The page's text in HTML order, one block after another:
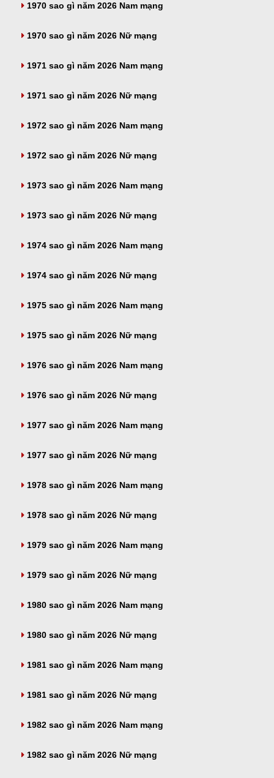
1970 sao gì năm 2026 Nam mạng
1970 sao gì năm 2026 Nữ mạng
1971 sao gì năm 2026 Nam mạng
1971 sao gì năm 2026 Nữ mạng
1972 sao gì năm 2026 Nam mạng
1972 sao gì năm 2026 Nữ mạng
1973 sao gì năm 2026 Nam mạng
1973 sao gì năm 2026 Nữ mạng
1974 sao gì năm 2026 Nam mạng
1974 sao gì năm 2026 Nữ mạng
1975 sao gì năm 2026 Nam mạng
1975 sao gì năm 2026 Nữ mạng
1976 sao gì năm 2026 Nam mạng
1976 sao gì năm 2026 Nữ mạng
1977 sao gì năm 2026 Nam mạng
1977 sao gì năm 2026 Nữ mạng
1978 sao gì năm 2026 Nam mạng
1978 sao gì năm 2026 Nữ mạng
1979 sao gì năm 2026 Nam mạng
1979 sao gì năm 2026 Nữ mạng
1980 sao gì năm 2026 Nam mạng
1980 sao gì năm 2026 Nữ mạng
1981 sao gì năm 2026 Nam mạng
1981 sao gì năm 2026 Nữ mạng
1982 sao gì năm 2026 Nam mạng
1982 sao gì năm 2026 Nữ mạng